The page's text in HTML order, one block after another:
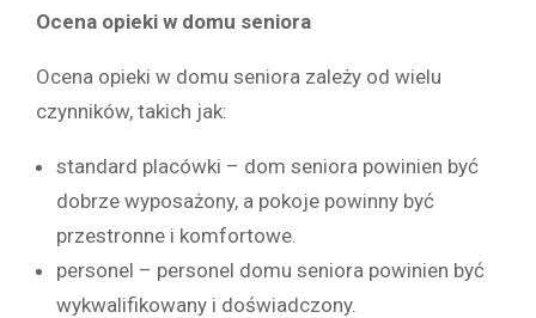
Ocena opieki w domu seniora
Ocena opieki w domu seniora zależy od wielu
czynników, takich jak:
standard placówki – dom seniora powinien być
dobrze wyposażony, a pokoje powinny być
przestronne i komfortowe.
personel – personel domu seniora powinien być
wykwalifikowany i doświadczony.